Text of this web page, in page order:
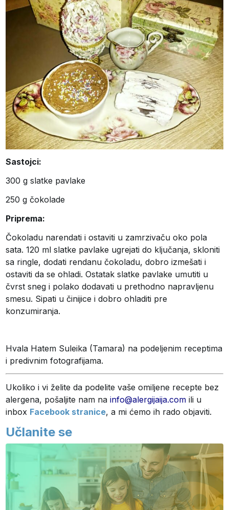
Sastojci:
300 g slatke pavlake
250 g čokolade
Priprema:
Čokoladu narendati i ostaviti u zamrzivaču oko pola
sata. 120 ml slatke pavlake ugrejati do ključanja, skloniti
sa ringle, dodati rendanu čokoladu, dobro izmešati i
ostaviti da se ohladi. Ostatak slatke pavlake umutiti u
čvrst sneg i polako dodavati u prethodno napravljenu
smesu. Sipati u činijice i dobro ohladiti pre
konzumiranja.
Hvala Hatem Suleika (Tamara) na podeljenim receptima
i predivnim fotografijama.
Ukoliko i vi želite da podelite vaše omiljene recepte bez
alergena, pošaljite nam nainfo@alergijaija.com ili u
inbox Facebook stranice, a mi ćemo ih rado objaviti.
Učlanite se